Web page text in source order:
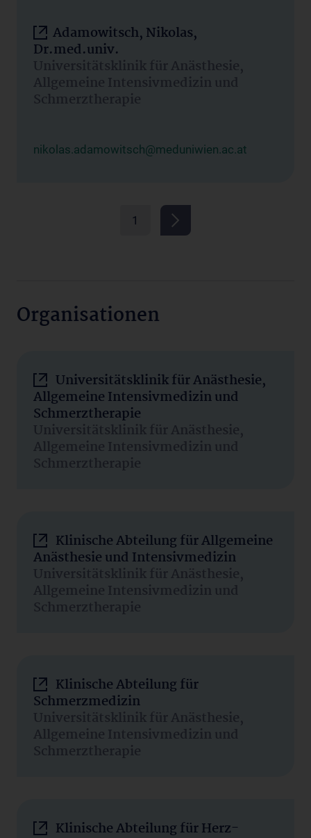
Adamowitsch, Nikolas,
Dr.med.univ.
Universitätsklinik für Anästhesie,
Allgemeine Intensivmedizin und
Schmerztherapie
nikolas.adamowitsch@meduniwien.ac.at
1
Organisationen
Universitätsklinik für Anästhesie,
Allgemeine Intensivmedizin und
Schmerztherapie
Universitätsklinik für Anästhesie,
Allgemeine Intensivmedizin und
Schmerztherapie
Klinische Abteilung für Allgemeine
Anästhesie und Intensivmedizin
Universitätsklinik für Anästhesie,
Allgemeine Intensivmedizin und
Schmerztherapie
Klinische Abteilung für
Schmerzmedizin
Universitätsklinik für Anästhesie,
Allgemeine Intensivmedizin und
Schmerztherapie
Klinische Abteilung für Herz-